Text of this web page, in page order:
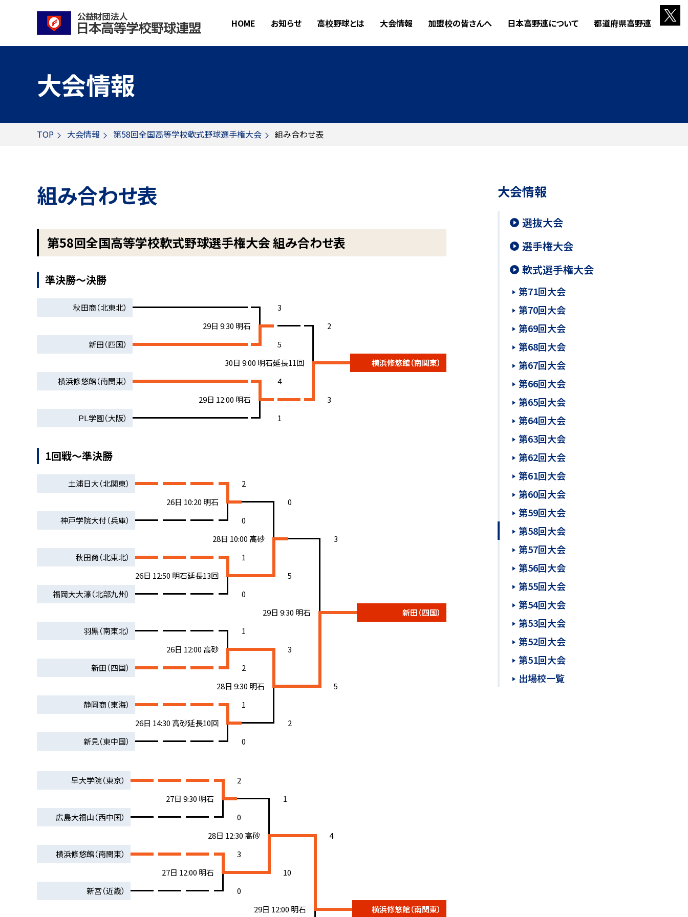
HOME お知らせ 高校野球とは 大会情報 加盟校の皆さんへ 日本高野連について 都道府県高野連
大会情報
TOP 大会情報 第58回全国高等学校軟式野球選手権大会 組み合わせ表
組み合わせ表
第58回全国高等学校軟式野球選手権大会 組み合わせ表
準決勝～決勝
秋田商（北東北）
3
29日 9:30 明石
2
新田（四国）
5
30日 9:00 明石延長11回
横浜修悠館（南関東）
横浜修悠館（南関東）
4
29日 12:00 明石
3
ＰＬ学園（大阪）
1
1回戦～準決勝
土浦日大（北関東）
2
26日 10:20 明石
0
神戸学院大付（兵庫）
0
28日 10:00 高砂
3
秋田商（北東北）
1
26日 12:50 明石延長13回
5
福岡大大濠（北部九州）
0
29日 9:30 明石
新田（四国）
羽黒（南東北）
1
26日 12:00 高砂
3
新田（四国）
2
28日 9:30 明石
5
静岡商（東海）
1
26日 14:30 高砂延長10回
2
新見（東中国）
0
早大学院（東京）
2
27日 9:30 明石
1
広島大福山（西中国）
0
28日 12:30 高砂
4
横浜修悠館（南関東）
3
27日 12:00 明石
10
新宮（近畿）
0
29日 12:00 明石
横浜修悠館（南関東）
大会情報
選抜大会
選手権大会
軟式選手権大会
第71回大会
第70回大会
第69回大会
第68回大会
第67回大会
第66回大会
第65回大会
第64回大会
第63回大会
第62回大会
第61回大会
第60回大会
第59回大会
第58回大会
第57回大会
第56回大会
第55回大会
第54回大会
第53回大会
第52回大会
第51回大会
出場校一覧